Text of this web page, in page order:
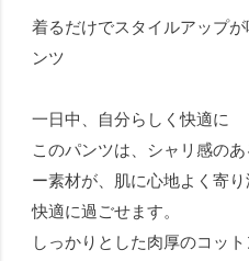
着るだけでスタイルアップ
ンツ
一日中、自分らしく快適に
このパンツは、シャリ感の
ー素材が、肌に心地よく寄
快適に過ごせます。
しっかりとした肉厚のコッ